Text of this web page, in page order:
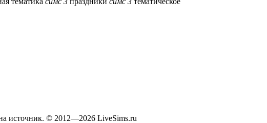
источник. © 2012—2026 LiveSims.ru